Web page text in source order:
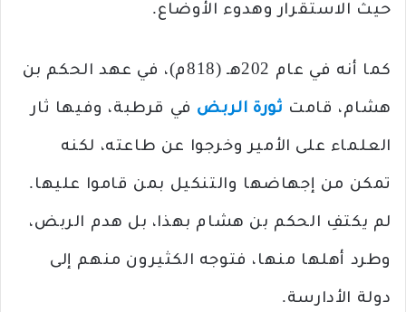
حيث الاستقرار وهدوء الأوضاع.
كما أنه في عام 202هـ (818م)، في عهد الحكم بن
هشام، قامت ثورة الربض في قرطبة، وفيها ثار
العلماء على الأمير وخرجوا عن طاعته، لكنه
تمكن من إجهاضها والتنكيل بمن قاموا عليها.
لم يكتفِ الحكم بن هشام بهذا، بل هدم الربض،
وطرد أهلها منها، فتوجه الكثيرون منهم إلى
دولة الأدارسة.